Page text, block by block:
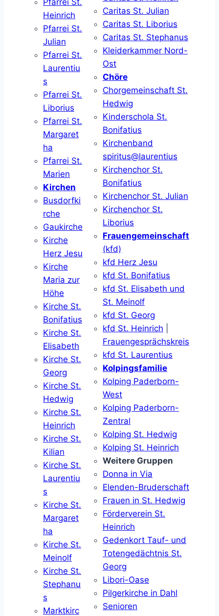
Pfarrei St.
Heinrich
Pfarrei St.
Julian
Pfarrei St.
Laurentiu
s
Pfarrei St.
Liborius
Pfarrei St.
Margaret
ha
Pfarrei St.
Marien
Kirchen
Busdorfki
rche
Gaukirche
Kirche
Herz Jesu
Kirche
Maria zur
Höhe
Kirche St.
Bonifatius
Kirche St.
Elisabeth
Kirche St.
Georg
Kirche St.
Hedwig
Kirche St.
Heinrich
Kirche St.
Kilian
Kirche St.
Laurentiu
s
Kirche St.
Margaret
ha
Kirche St.
Meinolf
Kirche St.
Stephanu
s
Marktkirc
Caritas St. Julian
Caritas St. Liborius
Caritas St. Stephanus
Kleiderkammer Nord-
Ost
Chöre
Chorgemeinschaft St.
Hedwig
Kinderschola St.
Bonifatius
Kirchenband
spiritus@laurentius
Kirchenchor St.
Bonifatius
Kirchenchor St. Julian
Kirchenchor St.
Liborius
Frauengemeinschaft
(kfd)
kfd Herz Jesu
kfd St. Bonifatius
kfd St. Elisabeth und
St. Meinolf
kfd St. Georg
kfd St. Heinrich
Frauengesprächskreis
kfd St. Laurentius
Kolpingsfamilie
Kolping Paderborn-
West
Kolping Paderborn-
Zentral
Kolping St. Hedwig
Kolping St. Heinrich
Weitere Gruppen
Donna in Via
Elenden-Bruderschaft
Frauen in St. Hedwig
Förderverein St.
Heinrich
Gedenkort Tauf- und
Totengedächtnis St.
Georg
Libori-Oase
Pilgerkirche in Dahl
Senioren